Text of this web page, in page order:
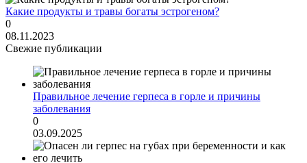
Какие продукты и травы богаты эстрогеном?
0
08.11.2023
Свежие публикации
Правильное лечение герпеса в горле и причины
заболевания
0
03.09.2025